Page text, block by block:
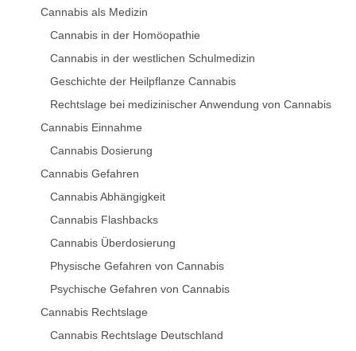
Cannabis als Medizin
Cannabis in der Homöopathie
Cannabis in der westlichen Schulmedizin
Geschichte der Heilpflanze Cannabis
Rechtslage bei medizinischer Anwendung von Cannabis
Cannabis Einnahme
Cannabis Dosierung
Cannabis Gefahren
Cannabis Abhängigkeit
Cannabis Flashbacks
Cannabis Überdosierung
Physische Gefahren von Cannabis
Psychische Gefahren von Cannabis
Cannabis Rechtslage
Cannabis Rechtslage Deutschland